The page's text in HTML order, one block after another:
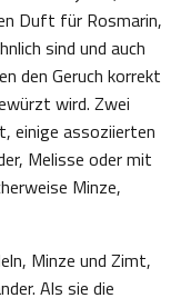
Duft für Rosmarin,
sind und auch
den Geruch korrekt
wird. Zwei
einige assoziierten
Melisse oder mit
Minze,
Minze und Zimt,
Als sie die